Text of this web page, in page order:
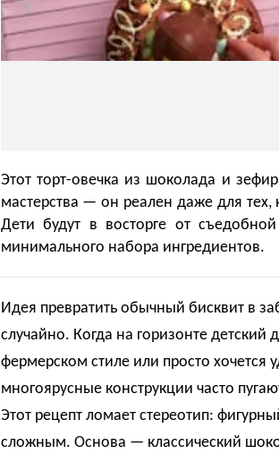
Этот торт-овечка из шоколада и
мастерства — он реален даже для тех,
Дети будут в восторге от
минимального набора ингредиентов.
Идея превратить обычный бисквит в
случайно. Когда на горизонте детский
фермерском стиле или просто хочется
многоярусные конструкции часто
Этот рецепт ломает стереотип:
сложным. Основа — классический